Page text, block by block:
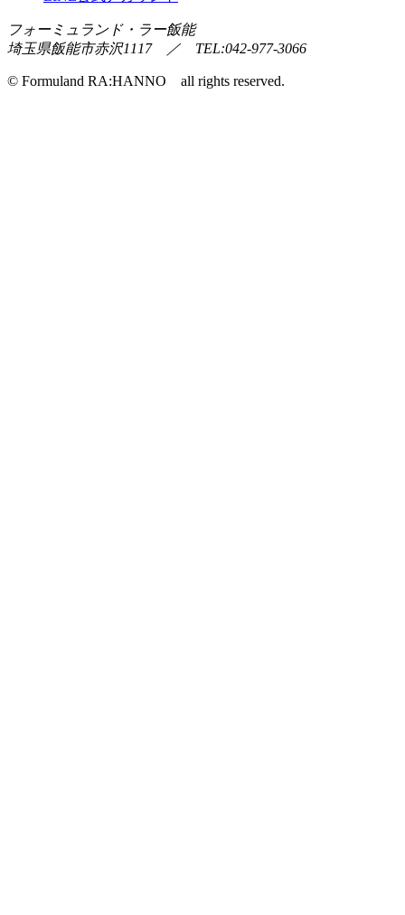
フォーミュランド・ラー飯能
埼玉県飯能市赤沢1117 ／ TEL:042-977-3066
© Formuland RA:HANNO all rights reserved.